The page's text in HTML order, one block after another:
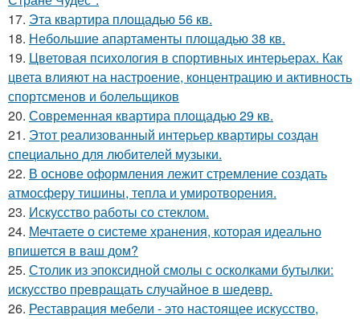
17. Эта квартира площадью 56 кв.
18. Небольшие апартаменты площадью 38 кв.
19. Цветовая психология в спортивных интерьерах. Как
цвета влияют на настроение, концентрацию и активность
спортсменов и болельщиков
20. Современная квартира площадью 29 кв.
21. Этот реализованный интерьер квартиры создан
специально для любителей музыки.
22. В основе оформления лежит стремление создать
атмосферу тишины, тепла и умиротворения.
23. Искусство работы со стеклом.
24. Мечтаете о системе хранения, которая идеально
впишется в ваш дом?
25. Столик из эпоксидной смолы с осколками бутылки:
искусство превращать случайное в шедевр.
26. Реставрация мебели - это настоящее искусство,